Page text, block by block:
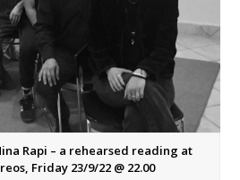
Rapi – a rehearsed reading at
Friday 23/9/22 @ 22.00